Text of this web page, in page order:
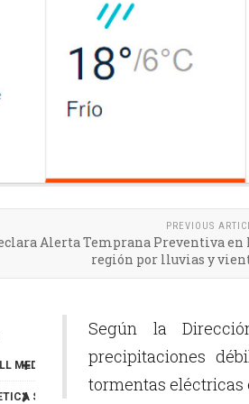
PREVIOUS
Alerta Temprana Preventiva en
región por lluvias y
MEDIUM BIGGER
SEGOE
Según la
precipitaciones
tormentas eléctricas